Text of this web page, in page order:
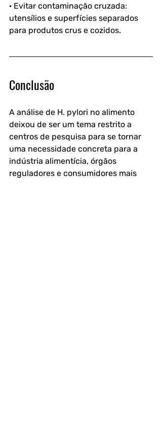
· Evitar contaminação cruzada:
utensílios e superfícies separados
para produtos crus e cozidos.
Conclusão
A análise de H. pylori no alimento
deixou de ser um tema restrito a
centros de pesquisa para se tornar
uma necessidade concreta para a
indústria alimentícia, órgãos
reguladores e consumidores mais